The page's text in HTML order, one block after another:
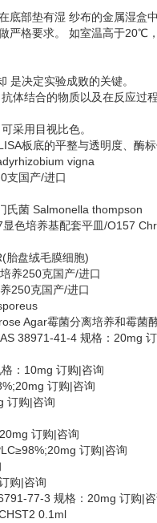
底部垫有湿 纱布的金属湿盒
严格要求。 如室温高于20℃
是决定实验成败的关键。
体结合的物质以及在反应过
采用目视比色。
板底的平整与透明度、酶
vigna
支国产/进口
氏菌 Salmonella thompson
色培养基配套平皿/O157
胎盘绒毛膜细胞)
养250克国产/进口
250克国产/进口
Agar霉菌分离培养和霉菌
38971-41-4 规格：20mg
：10mg 订购|咨询
订购|咨询
订购|咨询
订购|咨询
订购|咨询
购|咨询
77-3 规格：20mg 订购|
0.1ml